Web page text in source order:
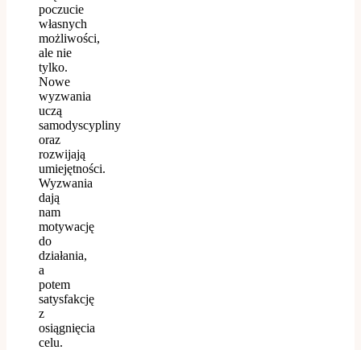
poczucie
własnych
możliwości,
ale nie
tylko.
Nowe
wyzwania
uczą
samodyscypliny
oraz
rozwijają
umiejętności.
Wyzwania
dają
nam
motywację
do
działania,
a
potem
satysfakcję
z
osiągnięcia
celu.